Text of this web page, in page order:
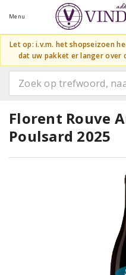
Menu
Let op: i.v.m. het shopseizoen
dat uw pakket er langer over
Florent Rouve
Poulsard 2025